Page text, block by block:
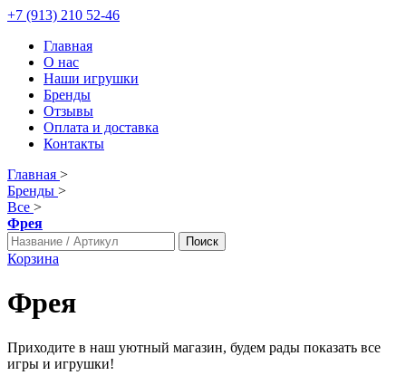
+7 (913) 210 52-46
Главная
О нас
Наши игрушки
Бренды
Отзывы
Оплата и доставка
Контакты
Главная >
Бренды >
Все >
Фрея
Поиск
Корзина
Фрея
Приходите в наш уютный магазин, будем рады показать все
игры и игрушки!